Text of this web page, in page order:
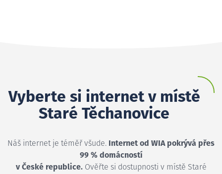
Vyberte si internet v místě
Staré Těchanovice
Náš internet je téměř všude. Internet od WIA pokrývá přes
99 % domácností
v České republice.Ověřte si dostupnosti v místě Staré